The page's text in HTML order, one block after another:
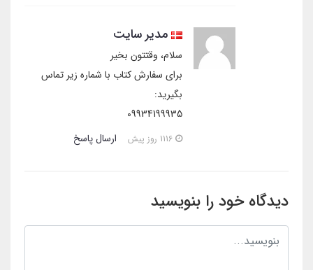
مدیر سایت
سلام، وقتتون بخیر
برای سفارش کتاب با شماره زیر تماس
بگیرید:
09934199935
ارسال پاسخ
دیدگاه خود را بنویسید